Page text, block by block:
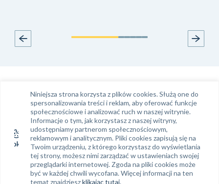
Niniejsza strona korzysta z plików cookies. Służą one do
spersonalizowania treści i reklam, aby oferować funkcje
społecznościowe i analizować ruch w naszej witrynie.
Informacje o tym, jak korzystasz z naszej witryny,
udostępniamy partnerom społecznościowym,
reklamowym i analitycznym. Pliki cookies zapisują się na
Twoim urządzeniu, z którego korzystasz do wyświetlania
tej strony, możesz nimi zarządzać w ustawieniach swojej
przeglądarki internetowej. Zgoda na pliki cookies może
być w każdej chwili wycofana. Więcej informacji na ten
temat znajdzieszklikając tutaj.
61 663 99 39 klient@phinance.pl
Siedziba Phinance S. A.
Phinance S.A.
ul. Ratajczaka 19
61-814 Poznań
Sąd Rejonowy Poznań – Nowe Miasto
Regon: 634 382 858
NIP: 778-14-02-894
KRS: 0000312494